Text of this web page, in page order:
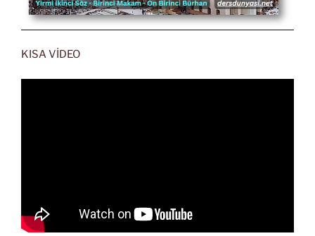
KISA VİDEO